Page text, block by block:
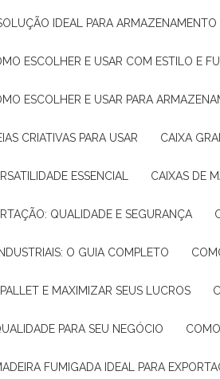
IDEAL PARA
ESCOLHER E USAR COM ESTILO E
ESCOLHER E USAR PARA
CRIATIVAS PARA USAR CAIXA
ESSENCIAL CAIXAS DE
QUALIDADE E SEGURANÇA
O GUIA COMPLETO
E MAXIMIZAR SEUS LUCROS
PARA SEU NEGÓCIO
FUMIGADA IDEAL PARA